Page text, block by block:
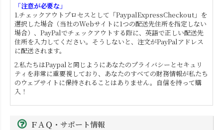
「注意が必要な」
1.チェックアウトプロセスとして「PaypalExpressCheckout」を
選択した場合（当社のWebサイトに1つの配送先住所を指定しない
場合）、PayPalでチェックアウトする際に、英語で正しい配送先
住所を入力してください。そうしないと、注文がPayPalアドレス
に配送されます。
2.私たちはPaypalと同じようにあなたのプライバシーとセキュリ
ティを非常に重要視しており、あなたのすべての財務情報が私たち
のウェブサイトに保持されることはありません。自信を持って購
入！
ＦＡＱ・サポート情報